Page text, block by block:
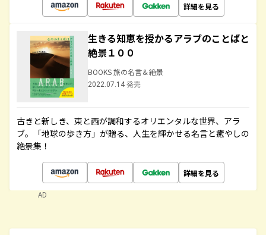
詳細を見る
生きる知恵を授かるアラブのことばと
絶景１００
BOOKS 旅の名言＆絶景
2022.07.14 発売
古きと新しき、東と西が調和するオリエンタルな世界、アラ
ブ。「地球の歩き方」が贈る、人生を輝かせる名言と癒やしの
絶景集！
詳細を見る
AD